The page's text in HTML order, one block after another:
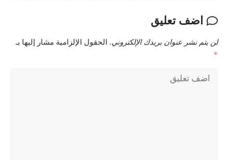
اضف تعليق
لن يتم نشر عنوان بريدك الإلكتروني. الحقول الإلزامية مشار إليها بـ
*